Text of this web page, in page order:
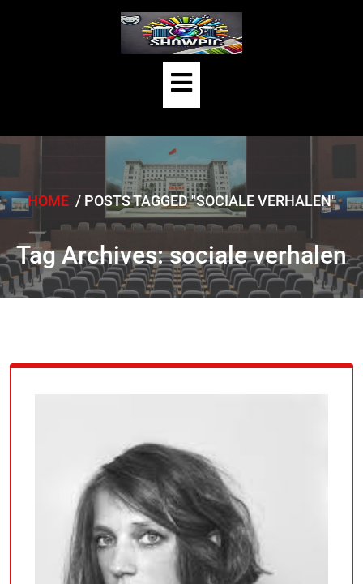
Open
Button
HOME/ POSTS TAGGED "SOCIALE VERHALEN"
Tag Archives: sociale verhalen